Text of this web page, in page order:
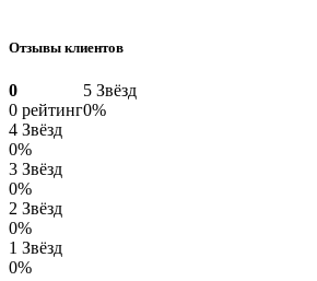
Отзывы клиентов
0
0 рейтинг
5 Звёзд
0%
4 Звёзд
0%
3 Звёзд
0%
2 Звёзд
0%
1 Звёзд
0%